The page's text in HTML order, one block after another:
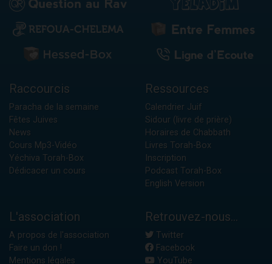
Raccourcis
Paracha de la semaine
Fêtes Juives
News
Cours Mp3-Vidéo
Yéchiva Torah-Box
Dédicacer un cours
Ressources
Calendrier Juif
Sidour (livre de prière)
Horaires de Chabbath
Livres Torah-Box
Inscription
Podcast Torah-Box
English Version
L'association
A propos de l'association
Faire un don !
Mentions légales
Retrouvez-nous...
Twitter
Facebook
YouTube